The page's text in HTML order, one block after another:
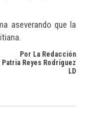
aseverando que la
Por La Redacción
Patria Reyes Rodríguez
LD